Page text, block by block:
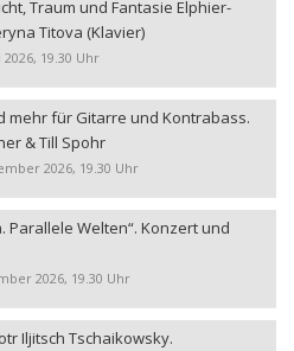
Traum und Fantasie Elphier-
Titova (Klavier)
19.30 Uhr
mehr für Gitarre und Kontrabass.
& Till Spohr
2026, 19.30 Uhr
Parallele Welten“. Konzert und
2026, 19.30 Uhr
Iljitsch Tschaikowsky.